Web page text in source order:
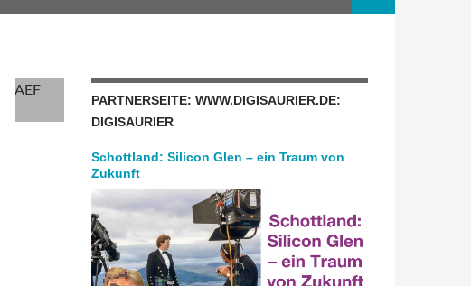
PARTNERSEITE: WWW.DIGISAURIER.DE:
DIGISAURIER
Schottland: Silicon Glen – ein Traum von
Zukunft